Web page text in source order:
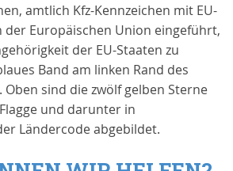
amtlich Kfz-Kennzeichen mit EU-
der Europäischen Union eingeführt,
der EU-Staaten zu
Band am linken Rand des
Oben sind die zwölf gelben Sterne
und darunter in
Ländercode abgebildet.